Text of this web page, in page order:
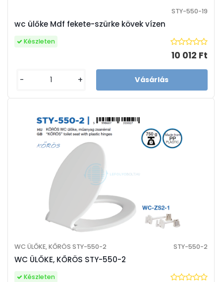
wc ülőke Mdf fekete-szürke kövek vízen
STY-550-19
10 012 Ft
Készleten
- +
WC ÜLŐKE, KŐRÖS STY-550-2
WC ÜLŐKE, KŐRÖS STY-550-2 STY-550-2
Készleten